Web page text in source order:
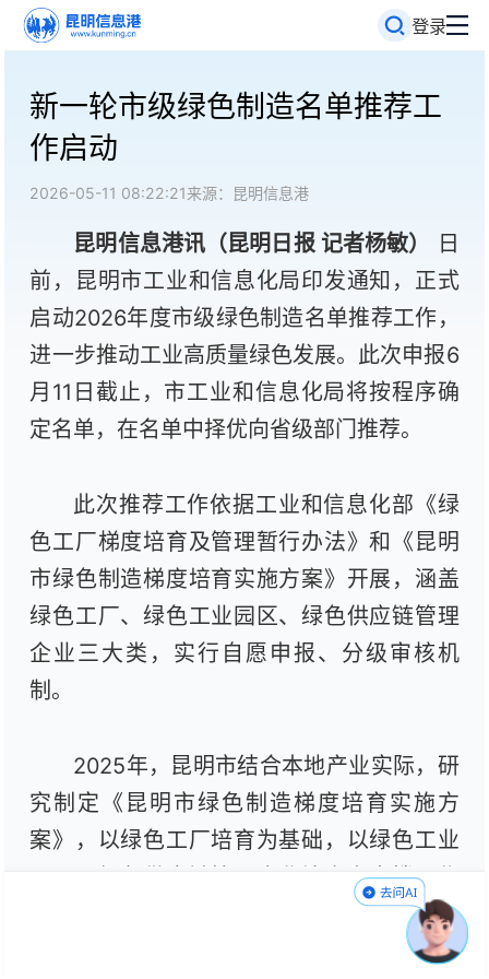
登录
新一轮市级绿色制造名单推荐工
作启动
2026-05-11 08:22:21来源：昆明信息港
昆明信息港讯（昆明日报 记者杨敏）
日
前，昆明市工业和信息化局印发通知，正式
启动2026年度市级绿色制造名单推荐工作，
进一步推动工业高质量绿色发展。此次申报6
月11日截止，市工业和信息化局将按程序确
定名单，在名单中择优向省级部门推荐。
此次推荐工作依据工业和信息化部《绿
色工厂梯度培育及管理暂行办法》和《昆明
市绿色制造梯度培育实施方案》开展，涵盖
绿色工厂、绿色工业园区、绿色供应链管理
企业三大类，实行自愿申报、分级审核机
制。
2025年，昆明市结合本地产业实际，研
究制定《昆明市绿色制造梯度培育实施方
案》，以绿色工厂培育为基础，以绿色工业
园区、绿色供应链管理企业培育为支撑，优
化政策环境，引导第三方机构提供专业化服
务。2025年，全市共有20家企业入选市级绿